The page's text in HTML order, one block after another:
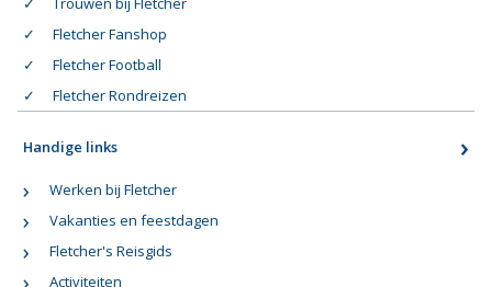
Fletcher Fanshop
Fletcher Football
Fletcher Rondreizen
Handige links
Werken bij Fletcher
Vakanties en feestdagen
Fletcher's Reisgids
Activiteiten